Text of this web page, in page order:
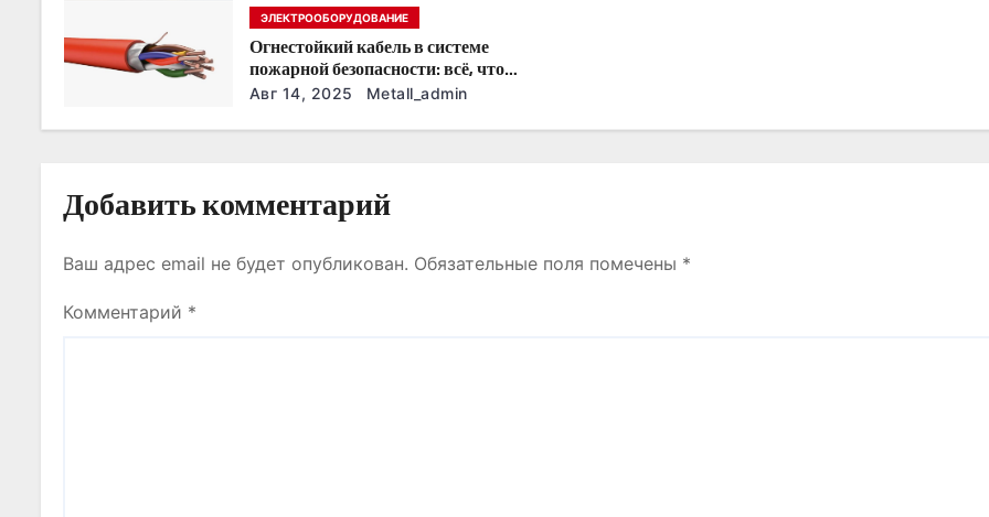
а
с
я
м
ЭЛЕКТРООБОРУДОВАНИЕ
Огнестойкий кабель в системе
пожарной безопасности: всё, что
нужно знать
Авг 14, 2025 Metall_admin
Добавить комментарий
Ваш адрес email не будет опубликован. Обязательные поля помечены *
Комментарий *